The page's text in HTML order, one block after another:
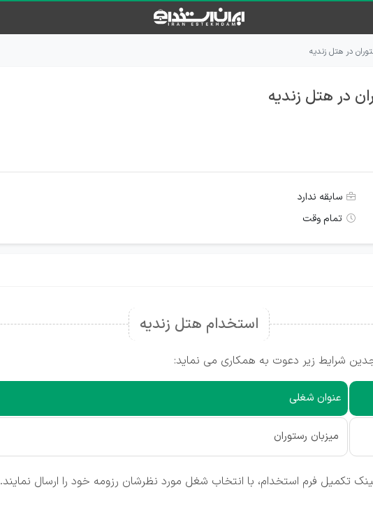
در هتل زندیه
در هتل زندیه
سابقه ندارد
تمام وقت
استخدام هتل زندیه
شرایط زیر دعوت به همکاری می نماید:
عنوان شغلی
میزبان رستوران
تکمیل فرم استخدام، با انتخاب شغل مورد نظرشان رزومه خود را ارسال نمایند.